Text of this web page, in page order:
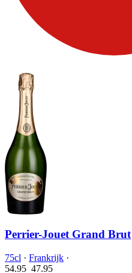
Perrier-Jouet Grand Brut
75cl · Frankrijk ·
54.95 47.95